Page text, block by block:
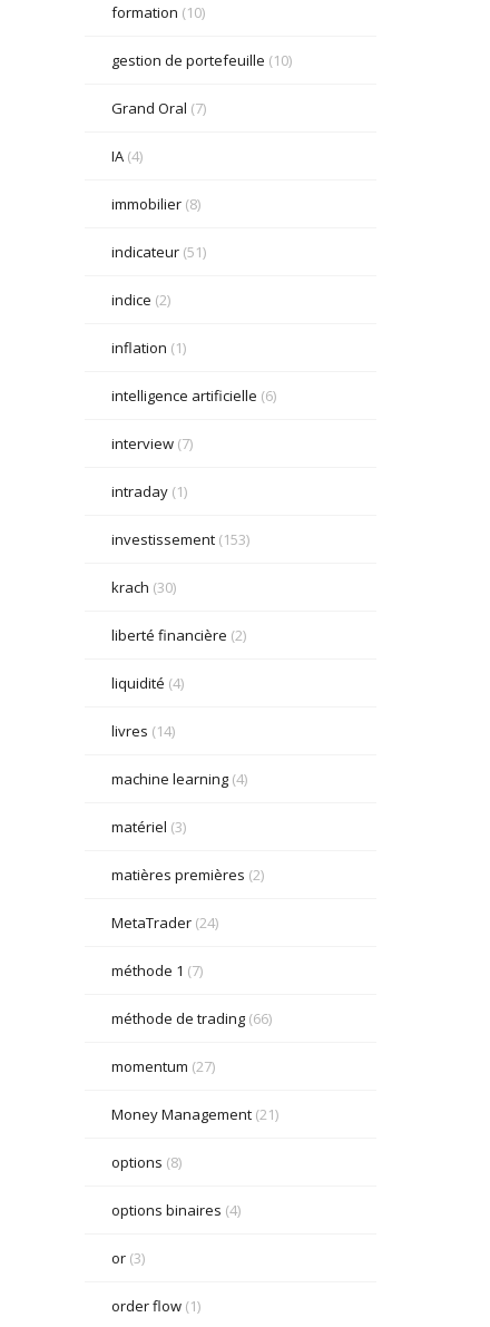
formation (10)
gestion de portefeuille (10)
Grand Oral (7)
IA(4)
immobilier(8)
indicateur(51)
indice (2)
inflation (1)
intelligence artificielle (6)
interview(7)
intraday(1)
investissement(153)
krach (30)
liberté financière (2)
liquidité (4)
livres (14)
machine learning(4)
matériel (3)
matières premières (2)
MetaTrader(24)
méthode 1 (7)
méthode de trading(66)
momentum (27)
Money Management(21)
options (8)
options binaires (4)
or(3)
order flow(1)